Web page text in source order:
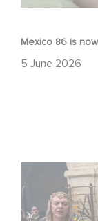
Mexico 86 is
5 June 2026
Game Master :